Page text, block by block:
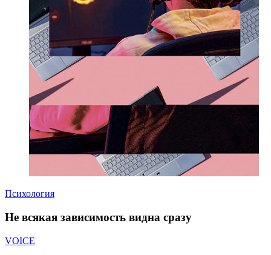
Психология
Не всякая зависимость видна сразу
VOICE